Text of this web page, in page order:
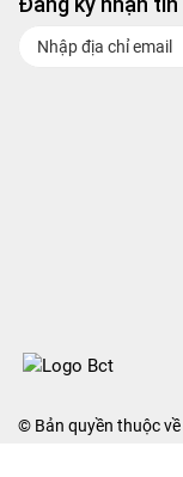
© Bản quyền thuộc về